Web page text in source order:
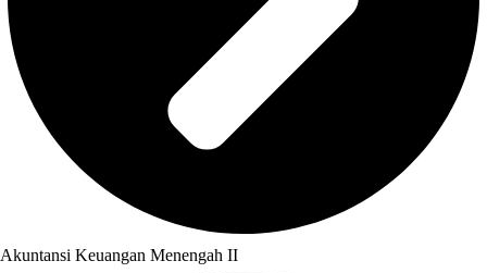
Akuntansi Keuangan Menengah II